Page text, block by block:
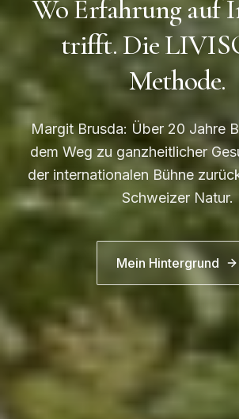
Wo Erfahrung auf
trifft. Die
Methode.
Margit Brusda: Über 20 Jahre
dem Weg zu ganzheitlicher
der internationalen Bühne
Schweizer Natur.
Mein Hintergrund